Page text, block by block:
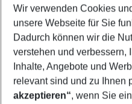
2 Erwachsene Keine
Mehr
Wir verwenden Cookies
unsere Webseite für Sie
Dadurch können wir die
verstehen und verbessern,
Inhalte, Angebote und
relevant sind und zu Ihnen
akzeptieren“, wenn Sie